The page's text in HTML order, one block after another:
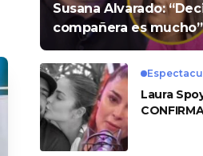
Susana Alvarado:
compañera es mucho”
Laura